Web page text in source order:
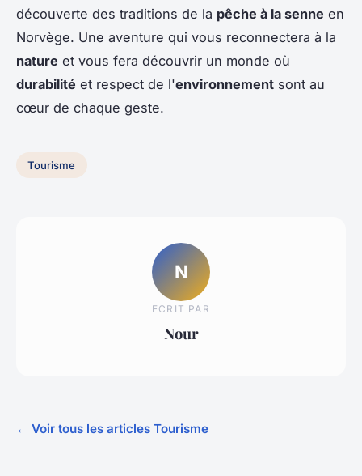
découverte des traditions de la pêche à la senne en
Norvège. Une aventure qui vous reconnectera à la
nature et vous fera découvrir un monde où
durabilité et respect de l'environnement sont au
cœur de chaque geste.
Tourisme
N
ECRIT PAR
Nour
← Voir tous les articles Tourisme